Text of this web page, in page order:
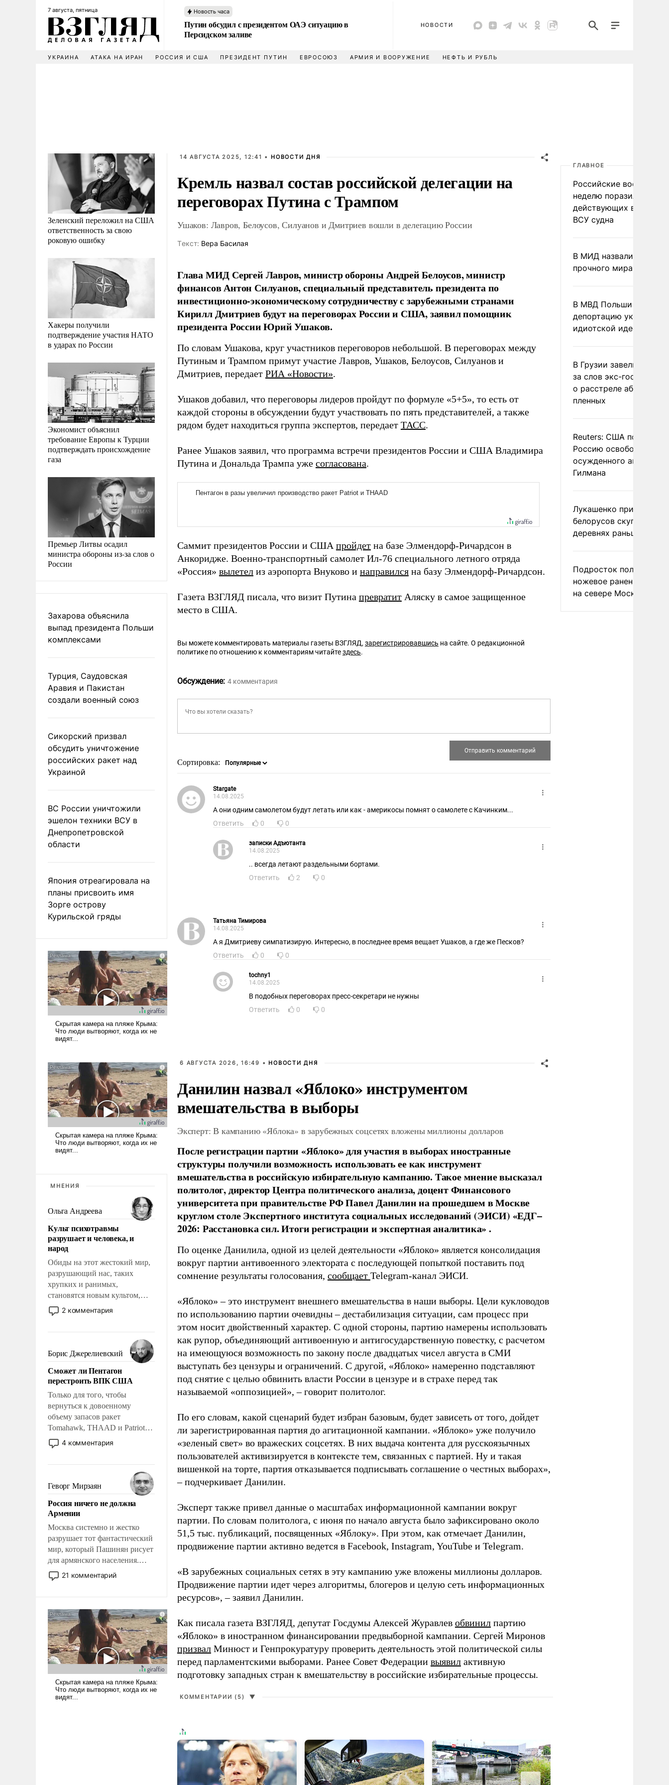
7 августа, пятница Новость часа
Путин обсудил с президентом ОАЭ ситуацию в
Персидском заливе
НОВОСТИ
УКРАИНА АТАКА НА ИРАН РОССИЯ И США ПРЕЗИДЕНТ ПУТИН ЕВРОСОЮЗ АРМИЯ И ВООРУЖЕНИЕ НЕФТЬ И РУБЛЬ
Зеленский переложил на США
ответственность за свою
роковую ошибку
Хакеры получили
подтверждение участия НАТО
в ударах по России
Экономист объяснил
требование Европы к Турции
подтверждать происхождение
газа
Премьер Литвы осадил
министра обороны из-за слов о
России
Захарова объяснила
выпад президента Польши
комплексами
Турция, Саудовская
Аравия и Пакистан
создали военный союз
Сикорский призвал
обсудить уничтожение
российских ракет над
Украиной
ВС России уничтожили
эшелон техники ВСУ в
Днепропетровской
области
Япония отреагировала на
планы присвоить имя
Зорге острову
Курильской гряды
МНЕНИЯ
Ольга Андреева
Культ психотравмы
разрушает и человека, и
народ
Обиды на этот жестокий мир,
разрушающий нас, таких
хрупких и ранимых,
становятся новым культом,
постепенно вытесняя и
отменяя традиционное
мужественным и твердым под
ударами судьбы, брать на себя
ответственность, помогать
слабым, идти вперед и
адаптироваться.
2 комментария
Борис Джерелиевский
Сможет ли Пентагон
перестроить ВПК США
Только для того, чтобы
вернуться к довоенному
объему запасов ракет
Tomahawk, THAAD и Patriot
США потребуется более трех
лет. Даже небольшая война с
Сложившаяся ситуация
означает многолетний период
уязвимости США, например,
перед Китаем.
4 комментария
Геворг Мирзаян
Россия ничего не должна
Армении
Москва системно и жестко
разрушает тот фантастический
мир, который Пашинян рисует
для армянского населения.
Мир, где политические
прожекты будут безусловно
налогоплательщиков и где
Еревану за свои поступки не
нужно отвечать.
21 комментарий
14 АВГУСТА 2025, 12:41 • НОВОСТИ ДНЯ
Кремль назвал состав российской делегации на
переговорах Путина с Трампом
Ушаков: Лавров, Белоусов, Силуанов и Дмитриев вошли в делегацию России
Tекст: Вера Басилая
Глава МИД Сергей Лавров, министр обороны Андрей Белоусов, министр
финансов Антон Силуанов, специальный представитель президента по
инвестиционно-экономическому сотрудничеству с зарубежными странами
Кирилл Дмитриев будут на переговорах России и США, заявил помощник
президента России Юрий Ушаков.
По словам Ушакова, круг участников переговоров небольшой. В переговорах между
Путиным и Трампом примут участие Лавров, Ушаков, Белоусов, Силуанов и
Дмитриев, передает РИА «Новости».
Ушаков добавил, что переговоры лидеров пройдут по формуле «5+5», то есть от
каждой стороны в обсуждении будут участвовать по пять представителей, а также
рядом будет находиться группа экспертов, передает ТАСС.
Ранее Ушаков заявил, что программа встречи президентов России и США Владимира
Путина и Дональда Трампа уже согласована.
Саммит президентов России и США пройдет на базе Элмендорф-Ричардсон в
Анкоридже. Военно-транспортный самолет Ил-76 специального летного отряда
«Россия» вылетел из аэропорта Внуково и направился на базу Элмендорф-Ричардсон.
Газета ВЗГЛЯД писала, что визит Путина превратит Аляску в самое защищенное
место в США.
Вы можете комментировать материалы газеты ВЗГЛЯД, зарегистрировавшись на сайте. О редакционной
политике по отношению к комментариям читайтездесь.
Обсуждение: 4 комментария
Сортировка:
Stargate
14.08.2025
А они одним самолетом будут летать или как - америкосы помнят о самолете с Качинким...
Ответить
0 0
записки Адъютанта
14.08.2025
.. всегда летают раздельными бортами.
Ответить
2 0
Татьяна Тимирова
14.08.2025
А я Дмитриеву симпатизирую. Интересно, в последнее время вещает Ушаков, а где же Песков?
Ответить
0 0
tochny1
14.08.2025
В подобных переговорах пресс-секретари не нужны
Ответить
0 0
6 АВГУСТА 2026, 16:49 • НОВОСТИ ДНЯ
Данилин назвал «Яблоко» инструментом
вмешательства в выборы
Эксперт: В кампанию «Яблока» в зарубежных соцсетях вложены миллионы долларов
После регистрации партии «Яблоко» для участия в выборах иностранные
структуры получили возможность использовать ее как инструмент
вмешательства в российскую избирательную кампанию. Такое мнение высказал
политолог, директор Центра политического анализа, доцент Финансового
университета при правительстве РФ Павел Данилин на прошедшем в Москве
круглом столе Экспертного института социальных исследований (ЭИСИ) «ЕДГ–
2026: Расстановка сил. Итоги регистрации и экспертная аналитика» .
По оценке Данилила, одной из целей деятельности «Яблоко» является консолидация
вокруг партии антивоенного электората с последующей попыткой поставить под
сомнение результаты голосования, сообщает Telegram-канал ЭИСИ.
«Яблоко» – это инструмент внешнего вмешательства в наши выборы. Цели кукловодов
по использованию партии очевидны – дестабилизация ситуации, сам процесс при
этом носит двойственный характер. С одной стороны, партию намерены использовать
как рупор, объединяющий антивоенную и антигосударственную повестку, с расчетом
на имеющуюся возможность по закону после двадцатых чисел августа в СМИ
выступать без цензуры и ограничений. С другой, «Яблоко» намеренно подставляют
под снятие с целью обвинить власти России в цензуре и в страхе перед так
называемой «оппозицией», – говорит политолог.
По его словам, какой сценарий будет избран базовым, будет зависеть от того, дойдет
ли зарегистрированная партия до агитационной кампании. «Яблоко» уже получило
«зеленый свет» во вражеских соцсетях. В них выдача контента для русскоязычных
пользователей активизируется в контексте тем, связанных с партией. Ну и такая
вишенкой на торте, партия отказывается подписывать соглашение о честных выборах»,
– подчеркивает Данилин.
Эксперт также привел данные о масштабах информационной кампании вокруг
партии. По словам политолога, с июня по начало августа было зафиксировано около
51,5 тыс. публикаций, посвященных «Яблоку». При этом, как отмечает Данилин,
продвижение партии активно ведется в Facebook, Instagram, YouTube и Telegram.
«В зарубежных социальных сетях в эту кампанию уже вложены миллионы долларов.
Продвижение партии идет через алгоритмы, блогеров и целую сеть информационных
ресурсов», – заявил Данилин.
Как писала газета ВЗГЛЯД, депутат Госдумы Алексей Журавлев обвинил партию
«Яблоко» в иностранном финансировании предвыборной кампании. Сергей Миронов
призвал Минюст и Генпрокуратуру проверить деятельность этой политической силы
перед парламентскими выборами. Ранее Совет Федерации выявил активную
подготовку западных стран к вмешательству в российские избирательные процессы.
КОММЕНТАРИИ (5) ▼
ГЛАВНОЕ
Российские военные за
неделю поразили 34
действующих в
ВСУ судна
В МИД назвали условия
прочного мира на
В МВД Польши назвали
депортацию украинцев
идиотской идеей
В Грузии завели дело
за слов экс-
о расстреле абхазских
пленных
Reuters: США
Россию освободить
осужденного
Гилмана
Лукашенко призвал
белорусов скупать
деревнях раньше
Подросток получил
ножевое ранение в
на севере Москвы